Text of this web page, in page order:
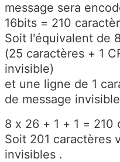
message sera
16bits = 210
Soit l'équivalent de
(25 caractères + 1
invisible)
et une ligne de 1
de message
8 x 26 + 1 + 1 = 210
Soit 201 caractères
invisibles .